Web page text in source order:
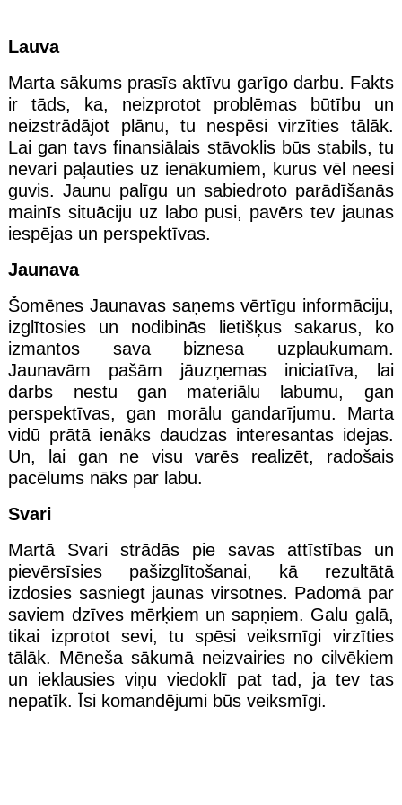
Lauva
Marta sākums prasīs aktīvu garīgo darbu. Fakts
ir tāds, ka, neizprotot problēmas būtību un
neizstrādājot plānu, tu nespēsi virzīties tālāk.
Lai gan tavs finansiālais stāvoklis būs stabils, tu
nevari paļauties uz ienākumiem, kurus vēl neesi
guvis. Jaunu palīgu un sabiedroto parādīšanās
mainīs situāciju uz labo pusi, pavērs tev jaunas
iespējas un perspektīvas.
Jaunava
Šomēnes Jaunavas saņems vērtīgu informāciju,
izglītosies un nodibinās lietišķus sakarus, ko
izmantos sava biznesa uzplaukumam.
Jaunavām pašām jāuzņemas iniciatīva, lai
darbs nestu gan materiālu labumu, gan
perspektīvas, gan morālu gandarījumu. Marta
vidū prātā ienāks daudzas interesantas idejas.
Un, lai gan ne visu varēs realizēt, radošais
pacēlums nāks par labu.
Svari
Martā Svari strādās pie savas attīstības un
pievērsīsies pašizglītošanai, kā rezultātā
izdosies sasniegt jaunas virsotnes. Padomā par
saviem dzīves mērķiem un sapņiem. Galu galā,
tikai izprotot sevi, tu spēsi veiksmīgi virzīties
tālāk. Mēneša sākumā neizvairies no cilvēkiem
un ieklausies viņu viedoklī pat tad, ja tev tas
nepatīk. Īsi komandējumi būs veiksmīgi.